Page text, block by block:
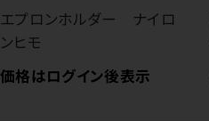
エプロンホルダー ナイロ
ンヒモ
価格はログイン後表示